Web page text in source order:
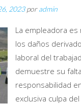
2023poradmin
La empleadora
los daños
laboral del
demuestre su
responsabilidad
exclusiva culpa